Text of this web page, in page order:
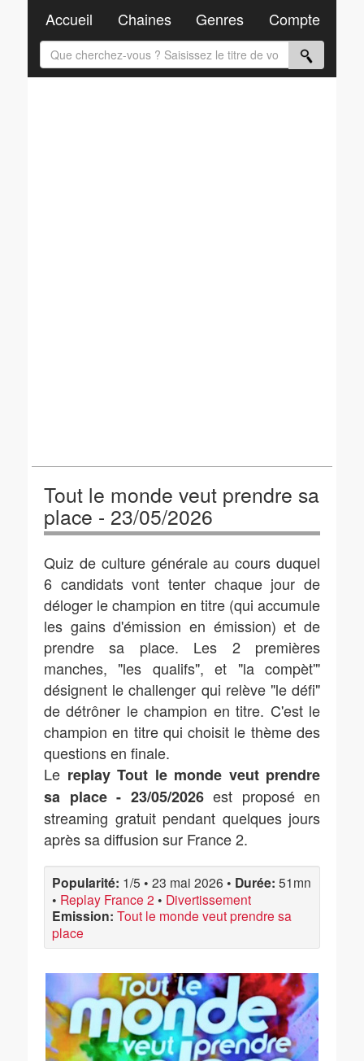
Tout le monde veut prendre sa
place - 23/05/2026
Quiz de culture générale au cours duquel
6 candidats vont tenter chaque jour de
déloger le champion en titre (qui accumule
les gains d'émission en émission) et de
prendre sa place. Les 2 premières
manches, "les qualifs", et "la compèt'"
désignent le challenger qui relève "le défi"
de détrôner le champion en titre. C'est le
champion en titre qui choisit le thème des
questions en finale.
Le replay Tout le monde veut prendre
sa place - 23/05/2026est proposé en
streaming gratuit pendant quelques jours
après sa diffusion sur France 2.
Popularité: 1/5 • 23 mai 2026 • Durée: 51mn
• Replay France 2 • Divertissement
Emission: Tout le monde veut prendre sa
place
Accueil Chaines Genres Compte